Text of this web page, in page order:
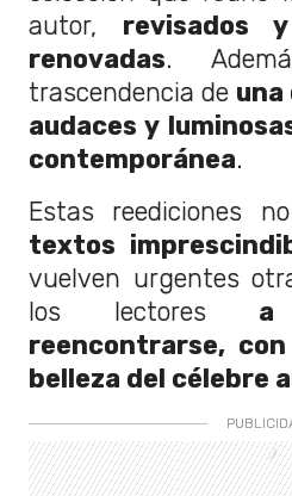
autor, revisados
renovadas.
trascendencia de una
audaces y
contemporánea.
Estas reediciones
textos
vuelven urgentes
los lectores a
reencontrarse,
belleza del célebre